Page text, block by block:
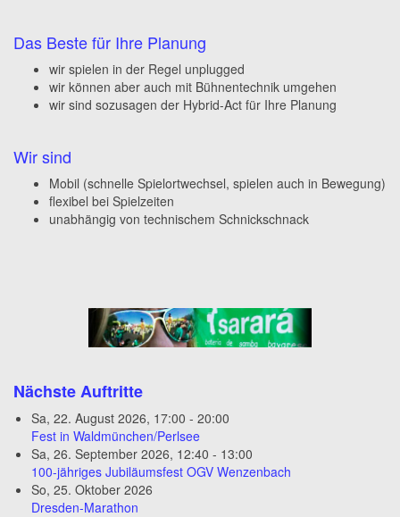
Das Beste für Ihre Planung
wir spielen in der Regel unplugged
wir können aber auch mit Bühnentechnik umgehen
wir sind sozusagen der Hybrid-Act für Ihre Planung
Wir sind
Mobil (schnelle Spielortwechsel, spielen auch in Bewegung)
flexibel bei Spielzeiten
unabhängig von technischem Schnickschnack
Nächste Auftritte
Sa, 22. August 2026, 17:00 - 20:00
Fest in Waldmünchen/Perlsee
Sa, 26. September 2026, 12:40 - 13:00
100-jähriges Jubiläumsfest OGV Wenzenbach
So, 25. Oktober 2026
Dresden-Marathon